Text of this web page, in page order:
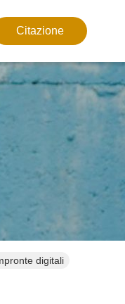
Citazione
digitali